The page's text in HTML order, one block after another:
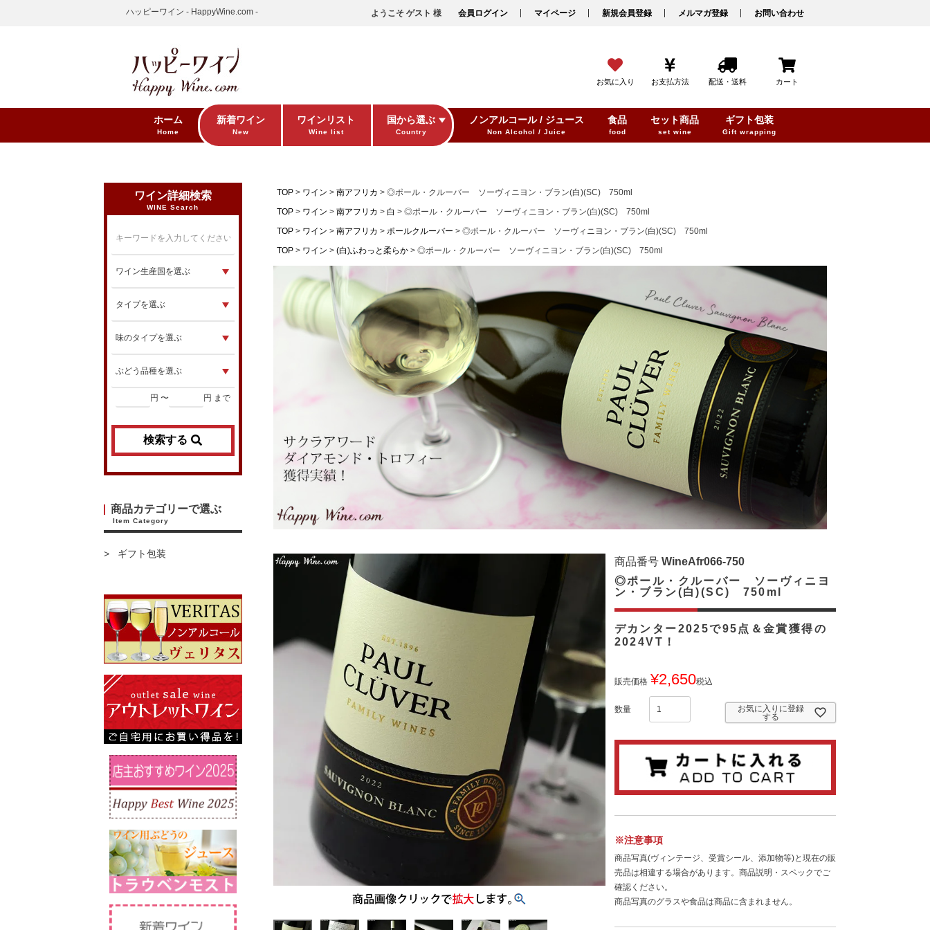
ハッピーワイン - HappyWine.com - ようこそ ゲスト 様 会員ログイン マイページ 新規会員登録 メルマガ登録 お問い合わせ
お気に入り お支払方法 配送・送料 カート
ホーム
Home
新着ワイン
New
ワインリスト
Wine list
国から選ぶ
Country
ノンアルコール / ジュース
Non Alcohol / Juice
食品
food
セット商品
set wine
ギフト包装
Gift wrapping
ワイン詳細検索
WINE Search
円 〜 円 まで
検索する
商品カテゴリーで選ぶ
Item Category
ギフト包装
TOP ワイン 南アフリカ
◎ポール・クルーバー ソーヴィニヨン・ブラン(白)(SC) 750ml
TOP
ワイン 南アフリカ 白
◎ポール・クルーバー ソーヴィニヨン・ブラン(白)(SC) 750ml
TOP
ワイン 南アフリカ ポールクルーバー
◎ポール・クルーバー ソーヴィニヨン・ブラン(白)(SC) 750ml
TOP
ワイン (白)ふわっと柔らか ◎ポール・クルーバー ソーヴィニヨン・ブラン(白)(SC) 750ml
商品番号 WineAfr066-750
デカンター2025で95点＆金賞獲得の
2024VT！
◎ポール・クルーバー ソーヴィニヨ
ン・ブラン(白)(SC) 750ml
販売価格 ¥2,650税込
お気に入りに登録
する
※注意事項
商品写真(ヴィンテージ、受賞シール、添加物等)と現在の販
売品は相違する場合があります。商品説明・スペックでご
確認ください。
商品写真のグラスや食品は商品に含まれません。